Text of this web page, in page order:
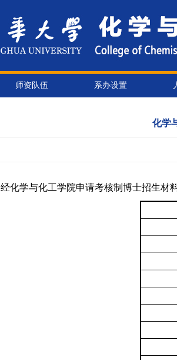
师资队伍 系办设置
化学
经化学与化工学院申请考核制博士招生材